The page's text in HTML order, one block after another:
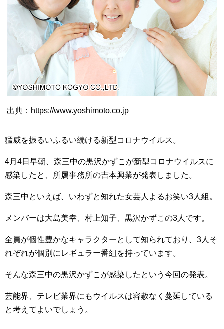
出典：https://www.yoshimoto.co.jp
猛威を振るいふるい続ける新型コロナウイルス。
4月4日早朝、森三中の黒沢かずこが新型コロナウイルスに
感染したと、所属事務所の吉本興業が発表しました。
森三中といえば、いわずと知れた女芸人よるお笑い3人組。
メンバーは大島美幸、村上知子、黒沢かずこの3人です。
全員が個性豊かなキャラクターとして知られており、3人そ
れぞれが個別にレギュラー番組を持っています。
そんな森三中の黒沢かずこが感染したという今回の発表。
芸能界、テレビ業界にもウイルスは容赦なく蔓延している
と考えてよいでしょう。